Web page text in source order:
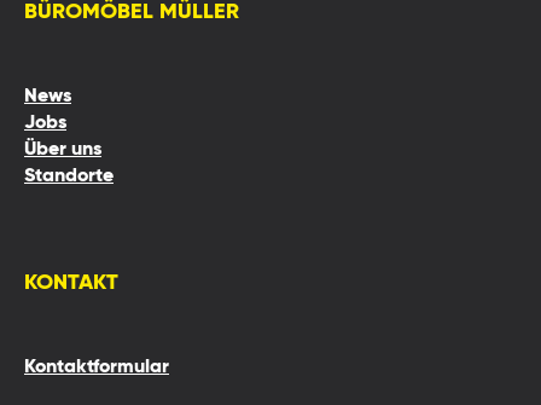
BÜROMÖBEL MÜLLER
News
Jobs
Über uns
Standorte
KONTAKT
Kontaktformular